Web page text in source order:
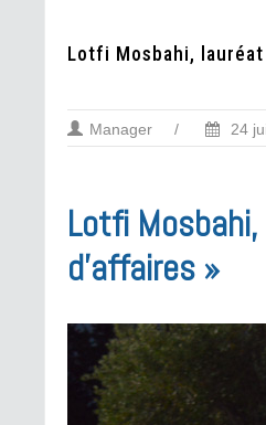
Lotfi Mosbahi,
Manager / 24
Lotfi
d’affaires »